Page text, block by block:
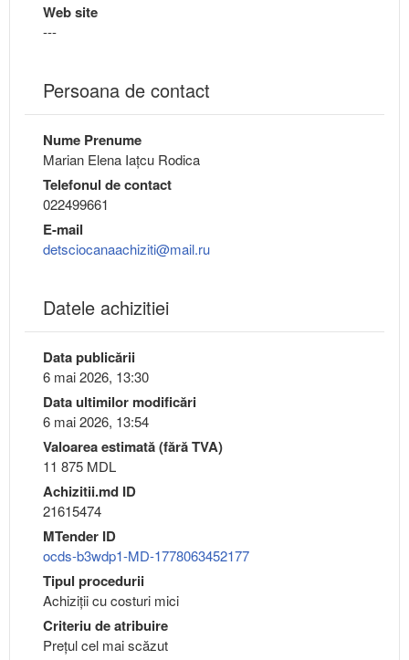
Web site
---
Persoana de contact
Nume Prenume
Marian Elena Iațcu Rodica
Telefonul de contact
022499661
E-mail
detsciocanaachiziti@mail.ru
Datele achizitiei
Data publicării
6 mai 2026, 13:30
Data ultimilor modificări
6 mai 2026, 13:54
Valoarea estimată (fără TVA)
11 875 MDL
Achizitii.md ID
21615474
MTender ID
ocds-b3wdp1-MD-1778063452177
Tipul procedurii
Achiziții cu costuri mici
Criteriu de atribuire
Preţul cel mai scăzut